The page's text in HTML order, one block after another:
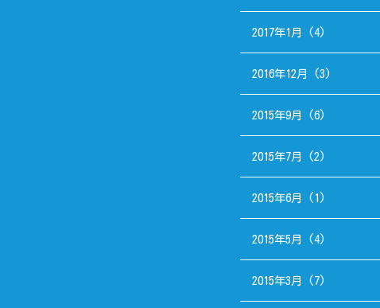
2017年1月 (4)
2016年12月 (3)
2015年9月 (6)
2015年7月 (2)
2015年6月 (1)
2015年5月 (4)
2015年3月 (7)